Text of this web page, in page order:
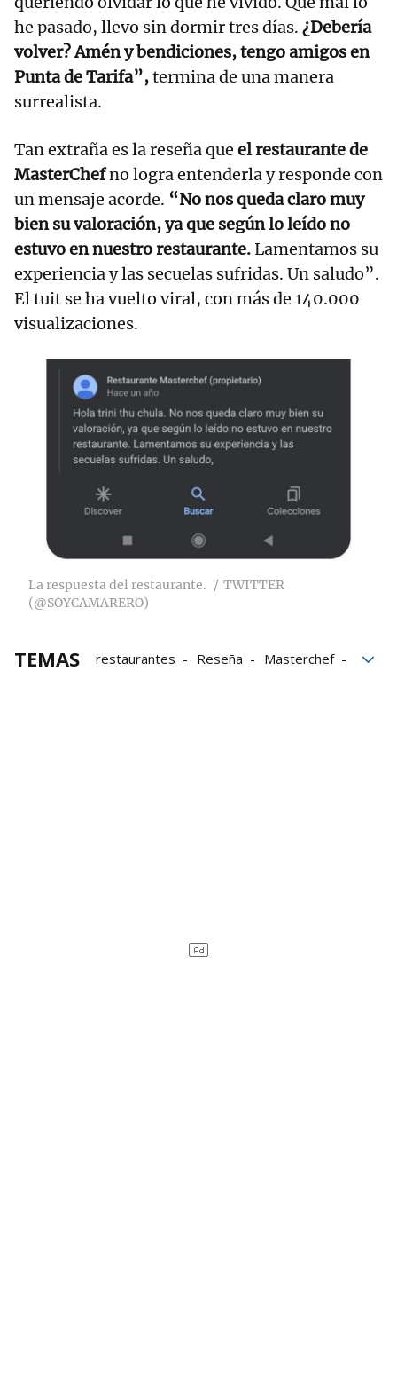
he pasado, llevo sin dormir tres días. ¿Debería
volver? Amén y bendiciones, tengo amigos en
Punta de Tarifa”,termina de una manera
surrealista.
Tan extraña es la reseña que el restaurante de
MasterChefno logra entenderla y responde con
un mensaje acorde. “No nos queda claro muy
bien su valoración, ya que según lo leído no
estuvo en nuestro restaurante.Lamentamos su
experiencia y las secuelas sufridas. Un saludo”.
El tuit se ha vuelto viral, con más de 140.000
visualizaciones.
La respuesta del restaurante.
TWITTER
(@SOYCAMARERO)
TEMAS restaurantes Reseña
Masterchef